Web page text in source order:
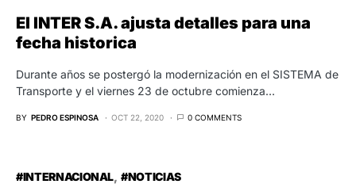
El INTER S.A. ajusta detalles para una
fecha historica
Durante años se postergó la modernización en el SISTEMA de
Transporte y el viernes 23 de octubre comienza…
BY PEDRO ESPINOSA OCT 22, 2020 0 COMMENTS
#INTERNACIONAL #NOTICIAS